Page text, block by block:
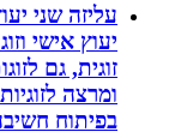
עליזה שני יעוץ
יעוץ אישי וזוגי-
זוגית, גם
ומרצה לזוגיות
בפיתוח חשיבה